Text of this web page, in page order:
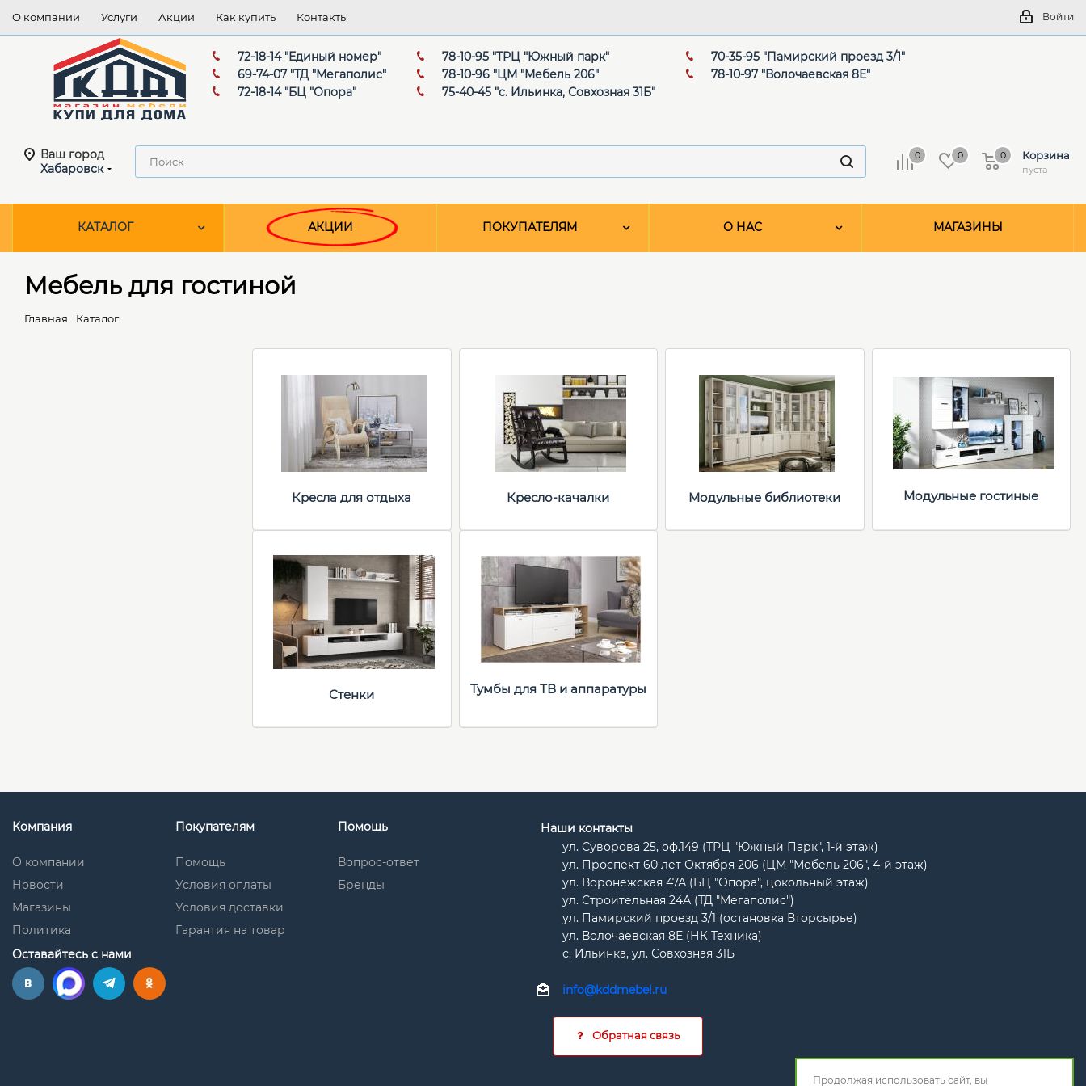
О компании Услуги Акции Как купить Контакты Войти
72-18-14 "Единый номер"
69-74-07 "ТД "Мегаполис"
72-18-14 "БЦ "Опора"
78-10-95 "ТРЦ "Южный парк"
78-10-96 "ЦМ "Мебель 206"
75-40-45 "с. Ильинка, Совхозная 31Б"
70-35-95 "Памирский проезд 3/1"
78-10-97 "Волочаевская 8Е"
Ваш город
Хабаровск
0 0 Корзина
пуста
0
КАТАЛОГ АКЦИИ ПОКУПАТЕЛЯМ О НАС МАГАЗИНЫ
Мебель для гостиной
Главная Каталог
Кресла для отдыха Кресло-качалки Модульные библиотеки Модульные гостиные
Стенки Тумбы для ТВ и аппаратуры
Компания
О компании
Новости
Магазины
Политика
Покупателям
Помощь
Условия оплаты
Условия доставки
Гарантия на товар
Помощь
Вопрос-ответ
Бренды
Оставайтесь с нами
Наши контакты
ул. Суворова 25, оф.149 (ТРЦ "Южный Парк", 1-й этаж)
ул. Проспект 60 лет Октября 206 (ЦМ "Мебель 206", 4-й этаж)
ул. Воронежская 47А (БЦ "Опора", цокольный этаж)
ул. Строительная 24А (ТД "Мегаполис")
ул. Памирский проезд 3/1 (остановка Вторсырье)
ул. Волочаевская 8Е (НК Техника)
с. Ильинка, ул. Совхозная 31Б
info@kddmebel.ru
Обратная связь
Продолжая использовать сайт, вы